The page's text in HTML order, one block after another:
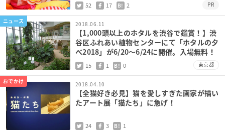
52 17 B! 2 PR
ニュース 2018.06.11
【1,000頭以上のホタルを渋谷で鑑賞！】渋
谷区ふれあい植物センターにて「ホタルの夕
べ2018」が6/20〜6/24に開催。入場無料！
15 1 B! 0 東京都
おでかけ 2018.04.10
【全猫好き必見】猫を愛しすぎた画家が描い
たアート展「猫たち」に急げ！
24 3 B! 1